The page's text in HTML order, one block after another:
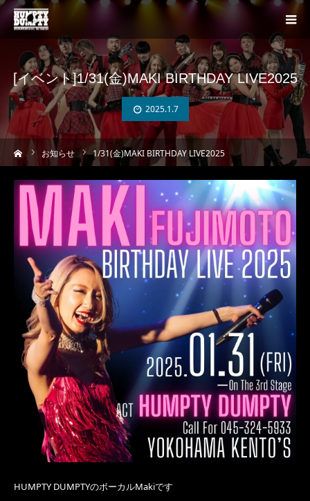
[イベント]1/31(金)MAKI BIRTHDAY LIVE2025
2025.1.7
お知らせ 1/31(金)MAKI BIRTHDAY LIVE2025
HUMPTY DUMPTYのボーカルMakiです